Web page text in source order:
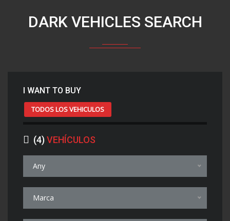
DARK VEHICLES SEARCH
I WANT TO BUY
TODOS LOS VEHICULOS
Any
Marca
(4)VEHÍCULOS